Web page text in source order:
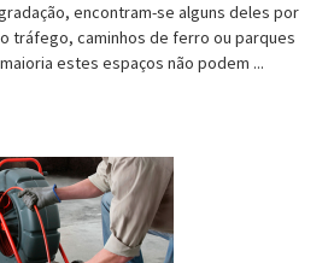
encontram-se alguns deles por
tráfego, caminhos de ferro ou parques
estes espaços não podem ...